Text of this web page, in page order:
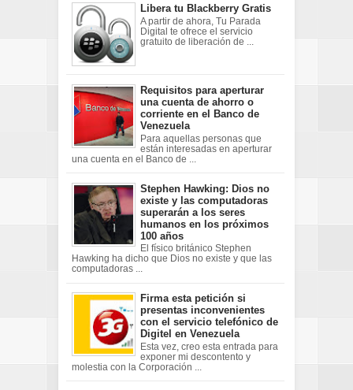
Libera tu Blackberry Gratis
A partir de ahora, Tu Parada
Digital te ofrece el servicio
gratuito de liberación de ...
Requisitos para aperturar
una cuenta de ahorro o
corriente en el Banco de
Venezuela
Para aquellas personas que
están interesadas en aperturar
una cuenta en el Banco de ...
Stephen Hawking: Dios no
existe y las computadoras
superarán a los seres
humanos en los próximos
100 años
El físico británico Stephen
Hawking ha dicho que Dios no existe y que las
computadoras ...
Firma esta petición si
presentas inconvenientes
con el servicio telefónico de
Digitel en Venezuela
Esta vez, creo esta entrada para
exponer mi descontento y
molestia con la Corporación ...